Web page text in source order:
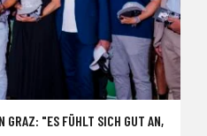
GRAZ: "ES FÜHLT SICH GUT AN,